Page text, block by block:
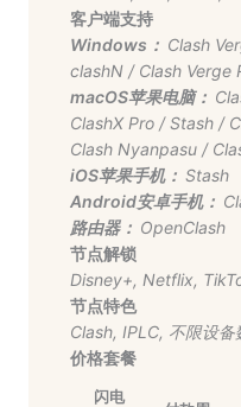
客户端支持
Windows： Clash
clashN/ Clash Verge
macOS苹果电脑：
ClashX Pro/Stash/
Clash Nyanpasu/
iOS苹果手机： Stash
Android安卓手机：
路由器： OpenClash
节点解锁
Disney+, Netflix,
节点特色
Clash, IPLC, 不限设备
价格套餐
闪电